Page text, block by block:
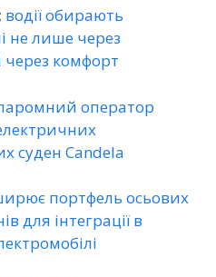
обирають
не лише через
комфорт
оператор
суден Candela
портфель осьових
для інтеграції в